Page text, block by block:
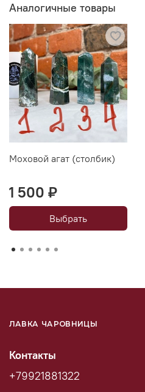
Аналогичные товары
Моховой агат (столбик)
1 500 ₽
Выбрать
ЛАВКА ЧАРОВНИЦЫ
Контакты
+79921881322